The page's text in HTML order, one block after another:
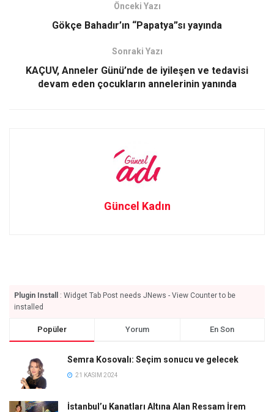
k
d
n
Önceki Yazı
Gökçe Bahadır’ın “Papatya”sı yayında
Sonraki Yazı
KAÇUV, Anneler Günü’nde de iyileşen ve tedavisi
devam eden çocukların annelerinin yanında
Güncel Kadın
Plugin Install
: Widget Tab Post needs JNews - View Counter to be
installed
Popüler Yorum En Son
Semra Kosovalı: Seçim sonucu ve gelecek
21 KASIM 2024
İstanbul’u Kanatları Altına Alan Ressam İrem